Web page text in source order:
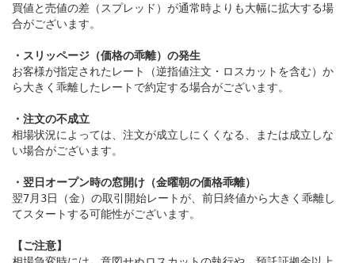
買値と売値の差（スプレッド）が通常時よりも大幅に拡大する場
合がございます。
・スリッページ（価格の乖離）の発生
お客様が指定されたレート（逆指値注文・ロスカットを含む）か
ら大きく乖離したレートで約定する場合がございます。
・注文の不成立
相場状況によっては、注文が成立しにくくなる、または成立しな
い場合がございます。
・翌日オープン時の窓開け（金曜朝の価格乖離）
翌7月3日（金）の取引開始レートが、前日終値から大きく乖離し
てスタートする可能性がございます。
【ご注意】